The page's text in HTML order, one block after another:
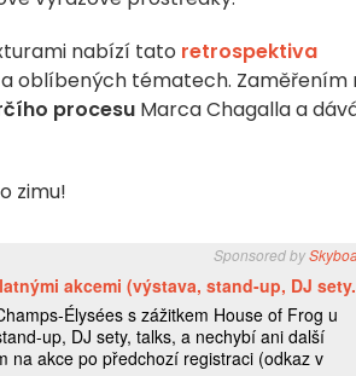
nabízí tato retrospektiva
oblíbených tématech. Zaměřením
procesu Marca Chagalla a
zimu!